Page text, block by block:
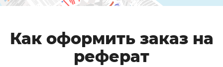
Как оформить заказ на
реферат